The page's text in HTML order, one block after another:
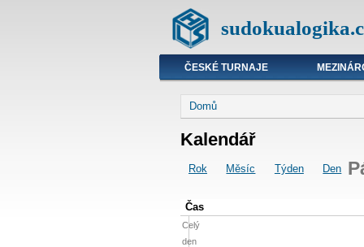
ČESKÉ TURNAJE
Domů
Kalendář
Rok Měsíc Týden Den
Čas
Celý
den